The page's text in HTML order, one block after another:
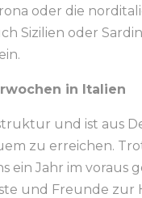
oder die
Sizilien oder
in Italien
und ist aus
zu erreichen.
ein Jahr im voraus
und Freunde zur